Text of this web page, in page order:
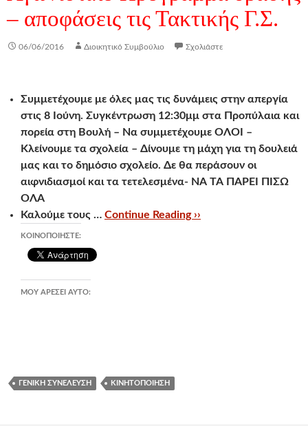
– αποφάσεις τις Τακτικής Γ.Σ.
06/06/2016 Διοικητικό Συμβούλιο Σχολιάστε
Συμμετέχουμε με όλες μας τις δυνάμεις στην απεργία
στις 8 Ιούνη. Συγκέντρωση 12:30μμ στα Προπύλαια και
πορεία στη Βουλή – Να συμμετέχουμε ΟΛΟΙ –
Κλείνουμε τα σχολεία – Δίνουμε τη μάχη για τη δουλειά
μας και το δημόσιο σχολείο. Δε θα περάσουν οι
αιφνιδιασμοί και τα τετελεσμένα- ΝΑ ΤΑ ΠΑΡΕΙ ΠΙΣΩ
ΟΛΑ
Καλούμε τους … Continue Reading ››
ΚΟΙΝΟΠΟΙΉΣΤΕ:
ΜΟΥ ΑΡΈΣΕΙ ΑΥΤΌ:
ΓΕΝΙΚΉ ΣΥΝΈΛΕΥΣΗ ΚΙΝΗΤΟΠΟΊΗΣΗ